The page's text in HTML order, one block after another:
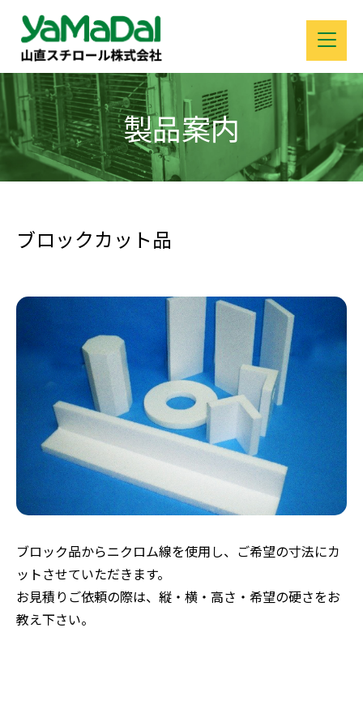
製品案内
ブロックカット品
ブロック品からニクロム線を使用し、ご希望の寸法にカ
ットさせていただきます。
お見積りご依頼の際は、縦・横・高さ・希望の硬さをお
教え下さい。